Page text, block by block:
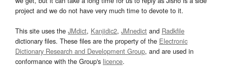
project and we do not have very much time to devote to it.
This site uses the JMdict, Kanjidic2, JMnedict and Radkfile
dictionary files. These files are the property of the Electronic
Dictionary Research and Development Group, and are used in
conformance with the Group's licence.